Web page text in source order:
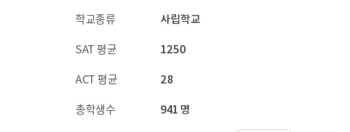
학교종류
사립학교
SAT 평균
1250
ACT 평균
28
총학생수
941 명